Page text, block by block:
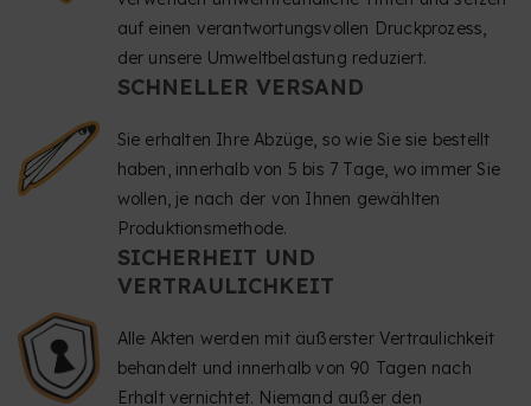
auf einen verantwortungsvollen Druckprozess,
der unsere Umweltbelastung reduziert.
SCHNELLER VERSAND
Sie erhalten Ihre Abzüge, so wie Sie sie bestellt
haben, innerhalb von 5 bis 7 Tage, wo immer Sie
wollen, je nach der von Ihnen gewählten
Produktionsmethode.
SICHERHEIT UND
VERTRAULICHKEIT
Alle Akten werden mit äußerster Vertraulichkeit
behandelt und innerhalb von 90 Tagen nach
Erhalt vernichtet. Niemand außer den